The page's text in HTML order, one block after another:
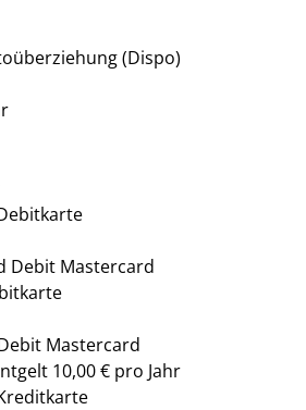
(Dispo)
Debit Mastercard
Mastercard
10,00 € pro Jahr